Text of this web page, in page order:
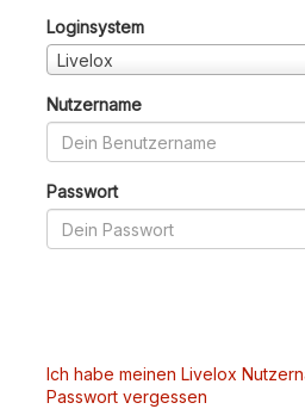
Loginsystem
Livelox
Nutzername
Passwort
Ich habe meinen Livelox
Passwort vergessen